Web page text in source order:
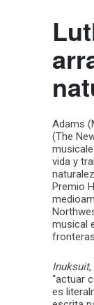
Adams
(The
vida y
Premio
musical
Inuksuit,
“actuar
es